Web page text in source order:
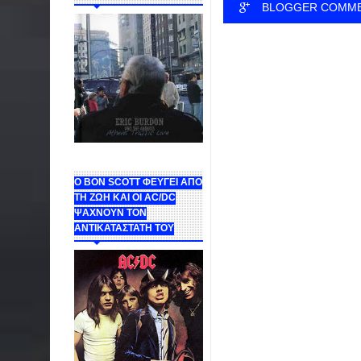
Ο BON SCOTT ΦΕΥΓΕΙ ΑΠΟ
ΤΗ ΖΩΗ ΚΑΙ ΟΙ AC/DC
ΨΑΧΝΟΥΝ ΤΟΝ
ΑΝΤΙΚΑΤΑΣΤΑΤΗ ΤΟΥ
BLOGGER